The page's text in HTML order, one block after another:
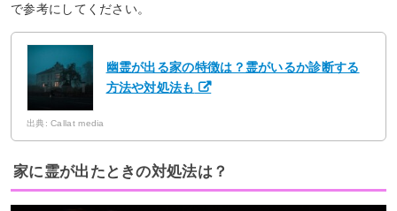
で参考にしてください。
幽霊が出る家の特徴は？霊がいるか診断する
方法や対処法も
出典: Callat media
家に霊が出たときの対処法は？